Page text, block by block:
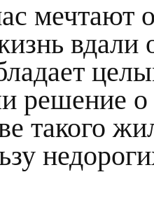
мечтают
вдали
решение о
такого